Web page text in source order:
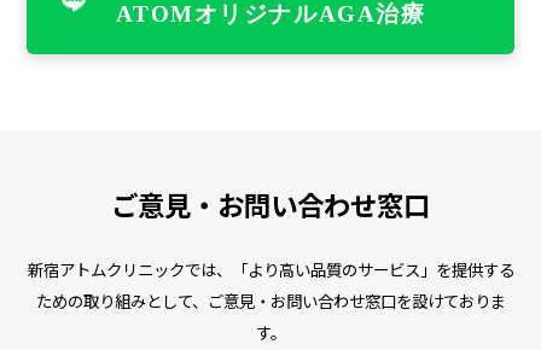
ATOMオリジナルAGA治療
ご意見・お問い合わせ窓口
新宿アトムクリニックでは、「より高い品質のサービス」を提供する
ための取り組みとして、ご意見・お問い合わせ窓口を設けておりま
す。